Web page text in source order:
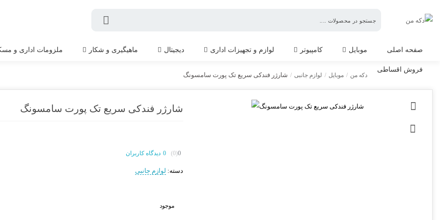
صفحه اصلی موبایل کامپیوتر لوازم و تجهیزات اداری دیجیتال ماهیگیری و شکار ملزومات اداری و
فروش اقساطی
دکه من / موبایل / لوازم جانبی / شارژر فندکی سریع تک پورت سامسونگ
شارژر فندکی سریع تک پورت سامسونگ
0
(0)
0 دیدگاه کاربران
دسته: لوازم جانبی
موجود